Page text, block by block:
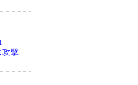
攻擊